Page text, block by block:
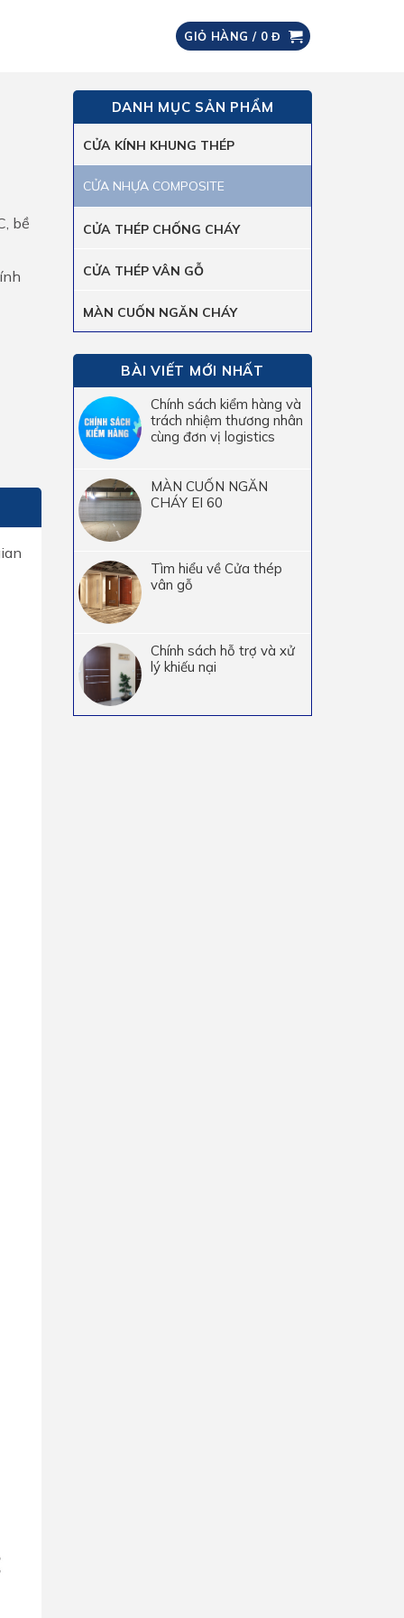
GIỎ HÀNG / 0Đ
DANH MỤC SẢN PHẨM
CỬA KÍNH KHUNG THÉP
CỬA NHỰA COMPOSITE
CỬA THÉP CHỐNG CHÁY
CỬA THÉP VÂN GỖ
MÀN CUỐN NGĂN CHÁY
BÀI VIẾT MỚI NHẤT
Chính sách kiểm hàng và
trách nhiệm thương nhân
cùng đơn vị logistics
MÀN CUỐN NGĂN
CHÁY EI 60
Tìm hiểu về Cửa thép
vân gỗ
Chính sách hỗ trợ và xử
lý khiếu nại
bề